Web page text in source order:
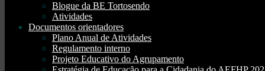
Blogue da BE Tortosendo
Atividades
Documentos orientadores
Plano Anual de Atividades
Regulamento interno
Projeto Educativo do Agrupamento